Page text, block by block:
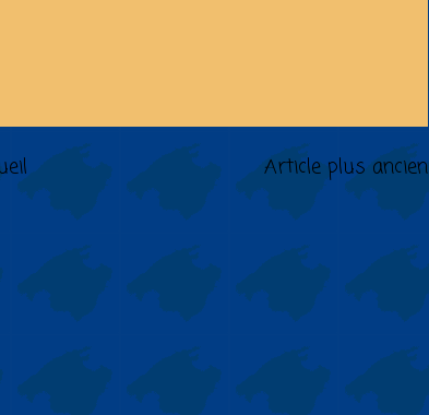
Article plus ancien